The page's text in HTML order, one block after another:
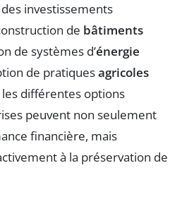
investissements
de bâtiments
de systèmes d’énergie
de pratiquesagricoles
les différentes options
peuvent non seulement
financière, mais
à la préservation de